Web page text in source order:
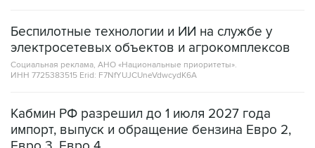
Беспилотные технологии и ИИ на службе у
электросетевых объектов и агрокомплексов
Социальная реклама, АНО «Национальные приоритеты».
ИНН 7725383515 Erid: F7NfYUJCUneVdwcydK6A
Кабмин РФ разрешил до 1 июля 2027 года
импорт, выпуск и обращение бензина Евро 2,